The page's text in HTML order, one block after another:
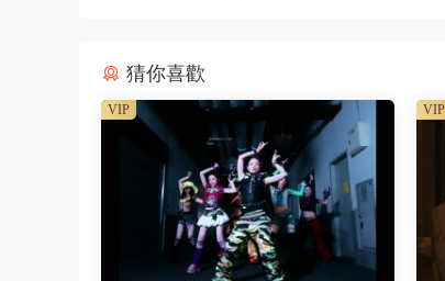
猜你喜歡
VIP VIP